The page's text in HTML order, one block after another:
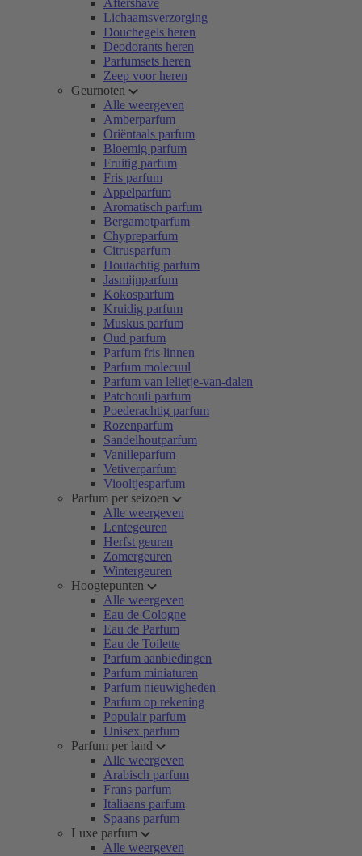
Aftershave
Lichaamsverzorging
Douchegels heren
Deodorants heren
Parfumsets heren
Zeep voor heren
Geurnoten
Alle weergeven
Amberparfum
Oriëntaals parfum
Bloemig parfum
Fruitig parfum
Fris parfum
Appelparfum
Aromatisch parfum
Bergamotparfum
Chypreparfum
Citrusparfum
Houtachtig parfum
Jasmijnparfum
Kokosparfum
Kruidig parfum
Muskus parfum
Oud parfum
Parfum fris linnen
Parfum molecuul
Parfum van lelietje-van-dalen
Patchouli parfum
Poederachtig parfum
Rozenparfum
Sandelhoutparfum
Vanilleparfum
Vetiverparfum
Viooltjesparfum
Parfum per seizoen
Alle weergeven
Lentegeuren
Herfst geuren
Zomergeuren
Wintergeuren
Hoogtepunten
Alle weergeven
Eau de Cologne
Eau de Parfum
Eau de Toilette
Parfum aanbiedingen
Parfum miniaturen
Parfum nieuwigheden
Parfum op rekening
Populair parfum
Unisex parfum
Parfum per land
Alle weergeven
Arabisch parfum
Frans parfum
Italiaans parfum
Spaans parfum
Luxe parfum
Alle weergeven